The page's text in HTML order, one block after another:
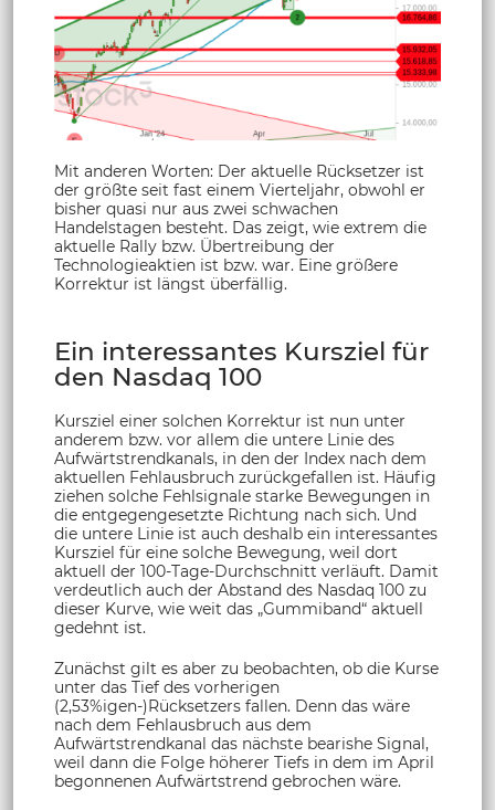
Mit anderen Worten: Der aktuelle Rücksetzer ist
der größte seit fast einem Vierteljahr, obwohl er
bisher quasi nur aus zwei schwachen
Handelstagen besteht. Das zeigt, wie extrem die
aktuelle Rally bzw. Übertreibung der
Technologieaktien ist bzw. war. Eine größere
Korrektur ist längst überfällig.
Ein interessantes Kursziel für
den Nasdaq 100
Kursziel einer solchen Korrektur ist nun unter
anderem bzw. vor allem die untere Linie des
Aufwärtstrendkanals, in den der Index nach dem
aktuellen Fehlausbruch zurückgefallen ist. Häufig
ziehen solche Fehlsignale starke Bewegungen in
die entgegengesetzte Richtung nach sich. Und
die untere Linie ist auch deshalb ein interessantes
Kursziel für eine solche Bewegung, weil dort
aktuell der 100-Tage-Durchschnitt verläuft. Damit
verdeutlich auch der Abstand des Nasdaq 100 zu
dieser Kurve, wie weit das „Gummiband“ aktuell
gedehnt ist.
Zunächst gilt es aber zu beobachten, ob die Kurse
unter das Tief des vorherigen
(2,53%igen-)Rücksetzers fallen. Denn das wäre
nach dem Fehlausbruch aus dem
Aufwärtstrendkanal das nächste bearishe Signal,
weil dann die Folge höherer Tiefs in dem im April
begonnenen Aufwärtstrend gebrochen wäre.